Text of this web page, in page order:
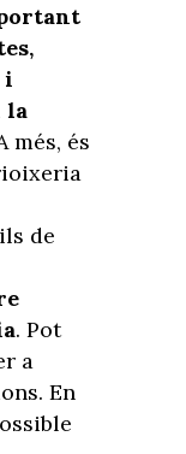
i
la
més, és
de
. Pot
a
En